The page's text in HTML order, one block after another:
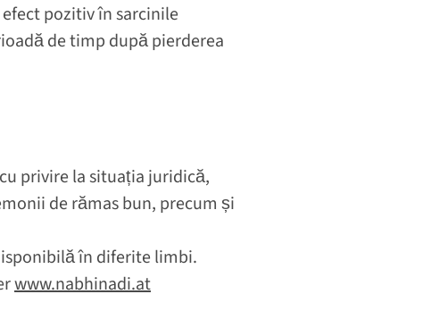
pozitiv în sarcinile
de timp după pierderea
privire la situația juridică,
de rămas bun, precum și
în diferite limbi.
www.nabhinadi.at